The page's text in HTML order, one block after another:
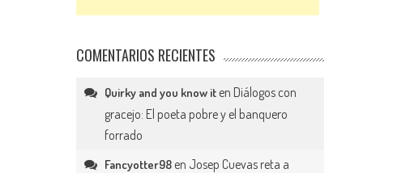
COMENTARIOS RECIENTES
Quirky and you know it en Diálogos con
gracejo: El poeta pobre y el banquero
forrado
Fancyotter98 en Josep Cuevas reta a